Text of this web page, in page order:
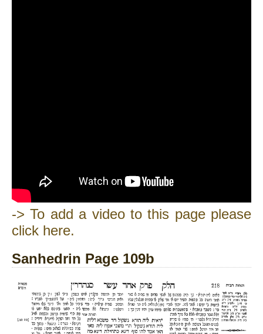
-> To add a video to this page please
click here.
Sanhedrin Page 109b